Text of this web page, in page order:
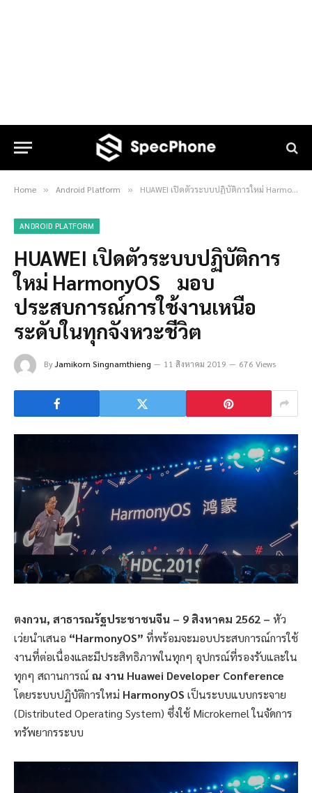
Home » Android Platform » HUAWEI เปิดตัวระบบปฏิบัติการใหม่ HarmonyOS มอบประสบการณ์การใช้งานเหนือระดับในทุกจังหวะชีวิต
ANDROID PLATFORM
HUAWEI เปิดตัวระบบปฏิบัติการ
ใหม่ HarmonyOS มอบ
ประสบการณ์การใช้งานเหนือ
ระดับในทุกจังหวะชีวิต
ByJamikorn Singnamthieng 11 สิงหาคม 2019 676 Views
ตงกวน, สาธารณรัฐประชาชนจีน – 9สิงหาคม 2562 – หัว
เว่ยนำเสนอ “HarmonyOS” ที่พร้อมจะมอบประสบการณ์การใช้
งานที่ต่อเนื่องและมีประสิทธิภาพในทุกๆ อุปกรณ์ที่รองรับและใน
ทุกๆ สถานการณ์ณงาน Huawei Developer Conference
โดยระบบปฏิบัติการใหม่ HarmonyOS เป็นระบบแบบกระจาย
(Distributed Operating System) ซึ่งใช้ Microkernel ในจัดการ
ทรัพยากรระบบ